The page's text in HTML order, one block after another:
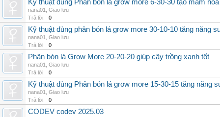
Kỹ thuật dùng Phân bón lá grow more 6-30-30 tạo mầm hoa
nana01
Giao lưu
Trả lời:
0
Kỹ thuật dùng phân bón lá grow more 30-10-10 tăng năng
nana01
Giao lưu
Trả lời:
0
Phân bón lá Grow More 20-20-20 giúp cây trồng xanh tốt
nana01
Giao lưu
Trả lời:
0
Kỹ thuật dùng Phân bón lá grow more 15-30-15 tăng năng
nana01
Giao lưu
Trả lời:
0
CODEV codev 2025.03